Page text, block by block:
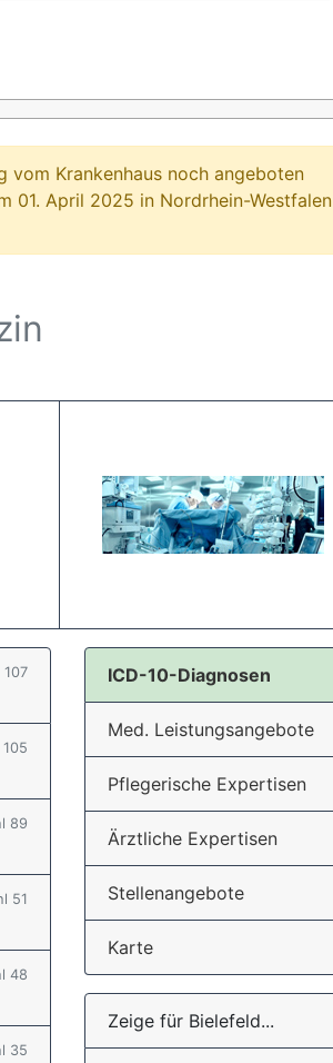
vom Krankenhaus noch angeboten
01. April 2025 in Nordrhein-Westfalen
107
89
51
48
35
ICD-10-Diagnosen
Med. Leistungsangebote
Pflegerische Expertisen
Ärztliche Expertisen
Stellenangebote
Karte
Zeige für Bielefeld...